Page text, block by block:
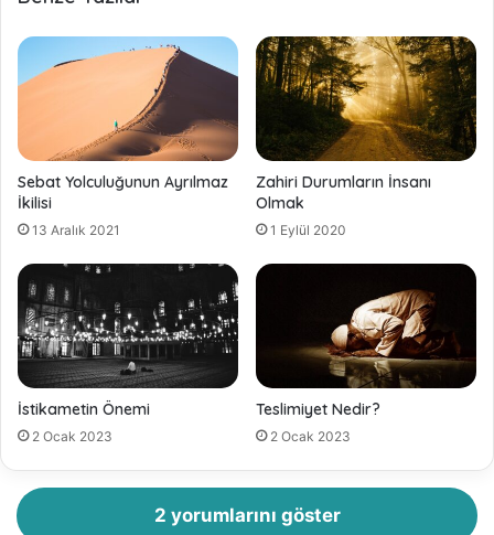
Sebat Yolculuğunun Ayrılmaz
İkilisi
13 Aralık 2021
Zahiri Durumların İnsanı
Olmak
1 Eylül 2020
İstikametin Önemi
2 Ocak 2023
Teslimiyet Nedir?
2 Ocak 2023
2 yorumlarını göster